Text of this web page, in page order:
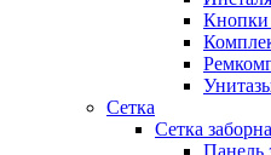
Кнопки
Сетка
Сетка
Панель